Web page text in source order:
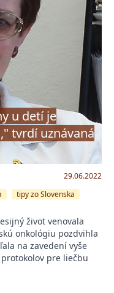
u detí je
tvrdí uznávaná
29.06.2022
tipy zo Slovenska
život venovala
onkológiu pozdvihla
na zavedení vyše
pre liečbu